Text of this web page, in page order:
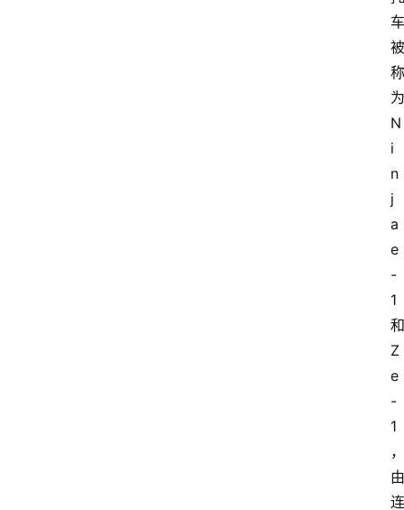
车
被
称
为
N
i
n
j
a
e
-
1
和
Z
e
-
1
，
由
连